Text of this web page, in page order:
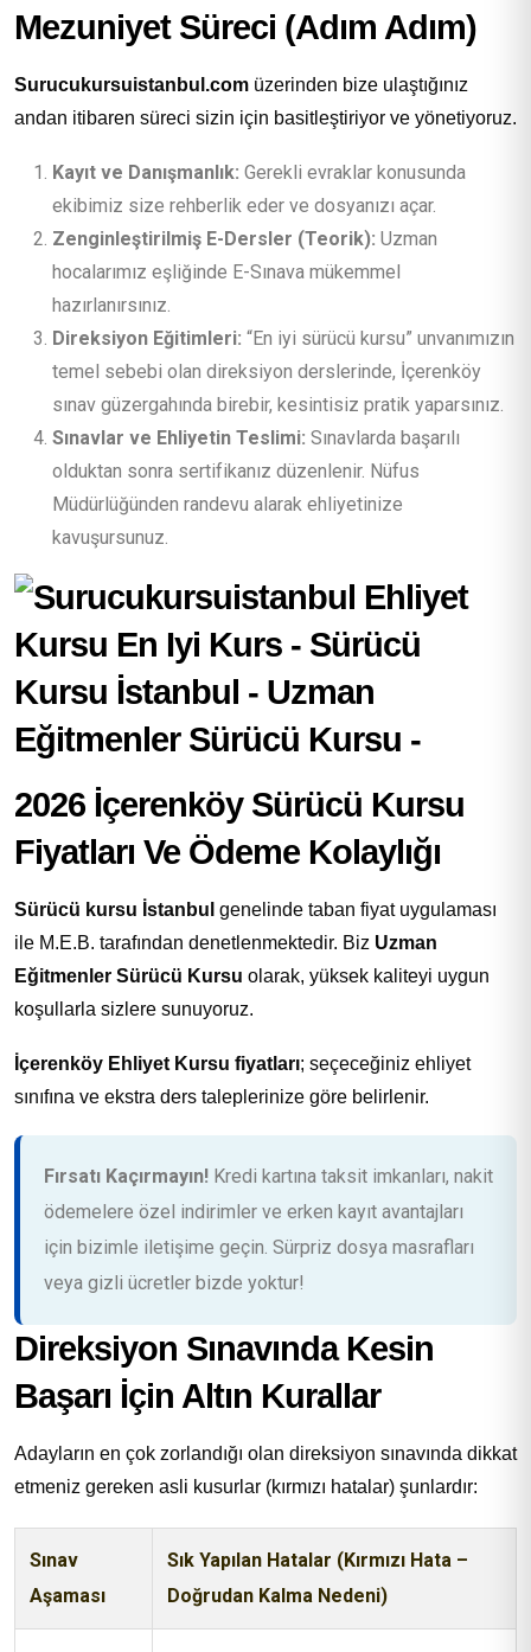
Mezuniyet Süreci (Adım Adım)
Surucukursuistanbul.com üzerinden bize ulaştığınız
andan itibaren süreci sizin için basitleştiriyor ve yönetiyoruz.
Kayıt ve Danışmanlık: Gerekli evraklar konusunda
ekibimiz size rehberlik eder ve dosyanızı açar.
Zenginleştirilmiş E-Dersler (Teorik): Uzman
hocalarımız eşliğinde E-Sınava mükemmel
hazırlanırsınız.
Direksiyon Eğitimleri: “En iyi sürücü kursu” unvanımızın
temel sebebi olan direksiyon derslerinde, İçerenköy
sınav güzergahında birebir, kesintisiz pratik yaparsınız.
Sınavlar ve Ehliyetin Teslimi: Sınavlarda başarılı
olduktan sonra sertifikanız düzenlenir. Nüfus
Müdürlüğünden randevu alarak ehliyetinize
kavuşursunuz.
2026 İçerenköy Sürücü Kursu
Fiyatları Ve Ödeme Kolaylığı
Sürücü kursu İstanbul genelinde taban fiyat uygulaması
ile M.E.B. tarafından denetlenmektedir. Biz Uzman
Eğitmenler Sürücü Kursu olarak, yüksek kaliteyi uygun
koşullarla sizlere sunuyoruz.
İçerenköy Ehliyet Kursu fiyatları; seçeceğiniz ehliyet
sınıfına ve ekstra ders taleplerinize göre belirlenir.
Fırsatı Kaçırmayın! Kredi kartına taksit imkanları, nakit
ödemelere özel indirimler ve erken kayıt avantajları
için bizimle iletişime geçin. Sürpriz dosya masrafları
veya gizli ücretler bizde yoktur!
Direksiyon Sınavında Kesin
Başarı İçin Altın Kurallar
Adayların en çok zorlandığı olan direksiyon sınavında dikkat
etmeniz gereken asli kusurlar (kırmızı hatalar) şunlardır:
Sınav
Aşaması
Sık Yapılan Hatalar (Kırmızı Hata –
Doğrudan Kalma Nedeni)